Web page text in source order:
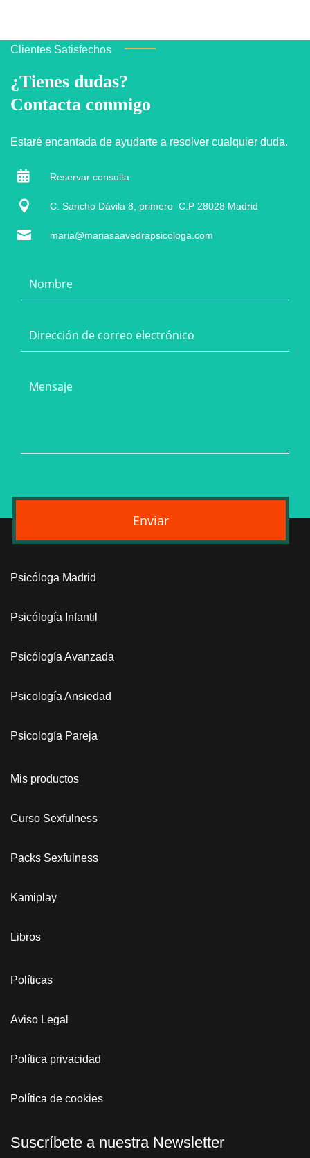
Clientes Satisfechos
¿Tienes dudas?
Contacta conmigo
Estaré encantada de ayudarte a resolver cualquier duda.
 Reservar consulta
 C. Sancho Dávila 8, primero C.P 28028 Madrid
 maria@mariasaavedrapsicologa.com
Enviar
Psicóloga Madrid
Psicólogía Infantil
Psicólogía Avanzada
Psicología Ansiedad
Psicología Pareja
Mis productos
Curso Sexfulness
Packs Sexfulness
Kamiplay
Libros
Políticas
Aviso Legal
Política privacidad
Política de cookies
Suscríbete a nuestra Newsletter